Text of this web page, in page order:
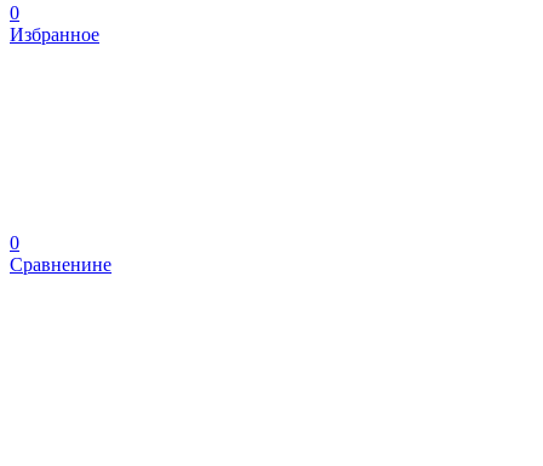
0
Избранное
0
Сравненине